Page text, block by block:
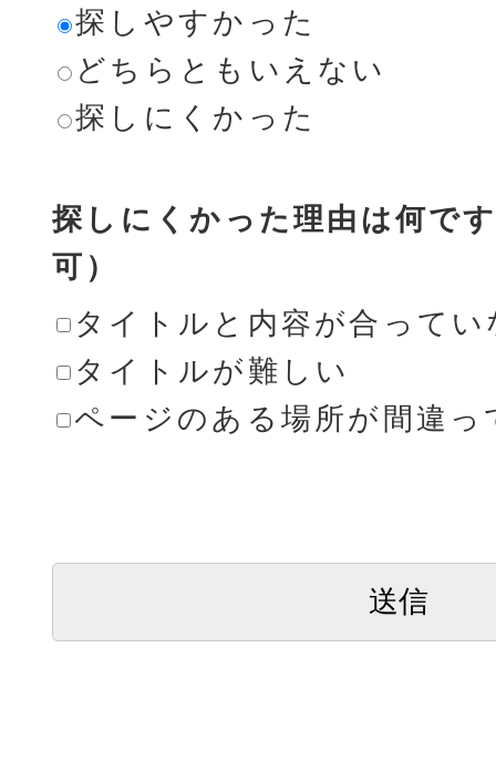
探しやすかった
どちらともいえない
探しにくかった
探しにくかった理由は何で
可）
タイトルと内容が合ってい
タイトルが難しい
ページのある場所が間違っ